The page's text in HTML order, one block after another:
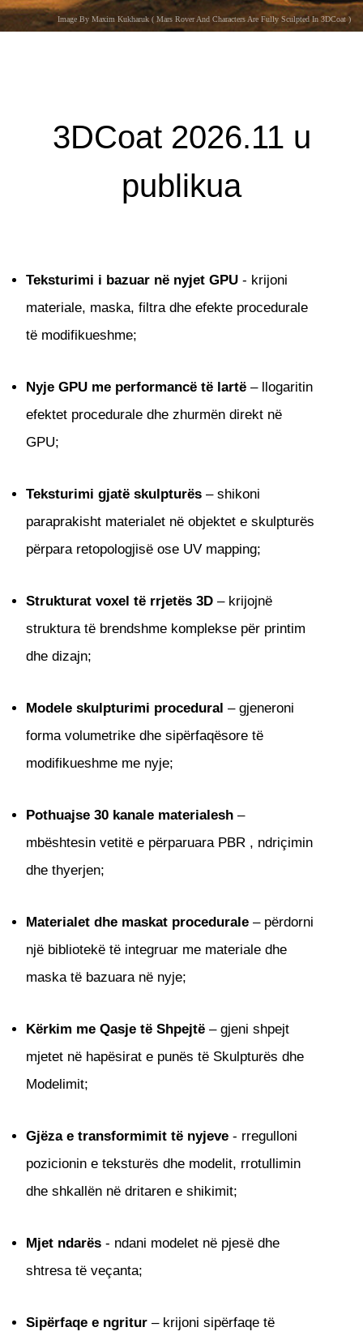
Image By Maxim Kukharuk ( Mars Rover And Characters Are Fully Sculpted In 3DCoat )
3DCoat 2026.11 u
publikua
Teksturimi i bazuar në nyjet GPU - krijoni
materiale, maska, filtra dhe efekte procedurale
të modifikueshme;
Nyje GPU me performancë të lartë – llogaritin
efektet procedurale dhe zhurmën direkt në
GPU;
Teksturimi gjatë skulpturës – shikoni
paraprakisht materialet në objektet e skulpturës
përpara retopologjisë ose UV mapping;
Strukturat voxel të rrjetës 3D – krijojnë
struktura të brendshme komplekse për printim
dhe dizajn;
Modele skulpturimi procedural – gjeneroni
forma volumetrike dhe sipërfaqësore të
modifikueshme me nyje;
Pothuajse 30 kanale materialesh –
mbështesin vetitë e përparuara PBR , ndriçimin
dhe thyerjen;
Materialet dhe maskat procedurale – përdorni
një bibliotekë të integruar me materiale dhe
maska ​​të bazuara në nyje;
Kërkim me Qasje të Shpejtë – gjeni shpejt
mjetet në hapësirat e punës të Skulpturës dhe
Modelimit;
Gjëza e transformimit të nyjeve - rregulloni
pozicionin e teksturës dhe modelit, rrotullimin
dhe shkallën në dritaren e shikimit;
Mjet ndarës - ndani modelet në pjesë dhe
shtresa të veçanta;
Sipërfaqe e ngritur – krijoni sipërfaqe të